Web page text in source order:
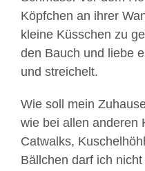
Köpfchen an ihrer
kleine Küsschen zu
den Bauch und liebe
und streichelt.
Wie soll mein
wie bei allen anderen
Catwalks,
Bällchen darf ich